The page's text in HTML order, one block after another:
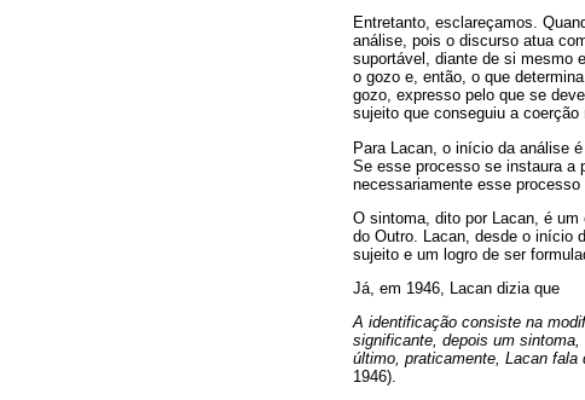
Entretanto, esclareçamos.
análise, pois o discurso atua
suportável, diante de si mesmo
o gozo e, então, o que
gozo, expresso pelo que se
sujeito que conseguiu a
Para Lacan, o início da análise
Se esse processo se instaura a
necessariamente esse
O sintoma, dito por Lacan, é
do Outro. Lacan, desde o início
sujeito e um logro de ser
Já, em 1946, Lacan dizia que
A identificação consiste na
significante, depois um
último, praticamente, Lacan
1946).